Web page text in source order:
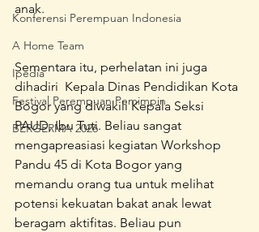
Konferensi Perempuan Indonesia
A Home Team
Ipedia
Festival Perempuan Pemimpin
BERGERMA 2026
anak.
Sementara itu, perhelatan ini juga
dihadiri  Kepala Dinas Pendidikan Kota
Bogor yang diwakili Kepala Seksi
PAUD, Ibu Tuti. Beliau sangat
mengapreasiasi kegiatan Workshop
Pandu 45 di Kota Bogor yang
memandu orang tua untuk melihat
potensi kekuatan bakat anak lewat
beragam aktifitas. Beliau pun